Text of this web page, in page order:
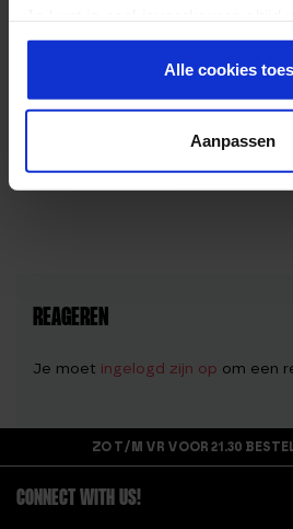
er meer over in onsprivacy beleid
Alle cookies
Aanpassen
sap en rasp van 1 limoen
REAGEREN
Je moet ingelogd zijn op om een
ZO T/M VR VOOR 21.30
CONNECT WITH US!